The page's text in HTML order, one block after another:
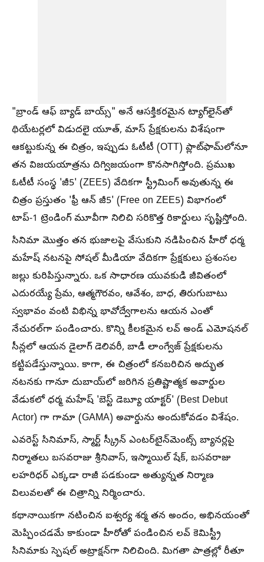
"బ్రాండ్ ఆఫ్ బ్యాడ్ బాయ్స్" అనే ఆసక్తికరమైన ట్యాగ్‌లైన్‌తో
థియేటర్లలో విడుదలై యూత్, మాస్ ప్రేక్షకులను విశేషంగా
ఆకట్టుకున్న ఈ చిత్రం, ఇప్పుడు ఓటీటీ (OTT) ప్లాట్‌ఫామ్‌లోనూ
తన విజయయాత్రను దిగ్విజయంగా కొనసాగిస్తోంది. ప్రముఖ
ఓటీటీ సంస్థ 'జీ5' (ZEE5) వేదికగా స్ట్రీమింగ్ అవుతున్న ఈ
చిత్రం ప్రస్తుతం 'ఫ్రీ ఆన్ జీ5' (Free on ZEE5) విభాగంలో
టాప్-1 ట్రెండింగ్ మూవీగా నిలిచి సరికొత్త రికార్డులు సృష్టిస్తోంది.
సినిమా మొత్తం తన భుజాలపై వేసుకుని నడిపించిన హీరో ధర్మ
మహేష్ నటనపై సోషల్ మీడియా వేదికగా ప్రేక్షకులు ప్రశంసల
జల్లు కురిపిస్తున్నారు. ఒక సాధారణ యువకుడి జీవితంలో
ఎదురయ్యే ప్రేమ, ఆత్మగౌరవం, ఆవేశం, బాధ, తిరుగుబాటు
స్వభావం వంటి విభిన్న భావోద్వేగాలను ఆయన ఎంతో
నేచురల్‌గా పండించారు. కొన్ని కీలకమైన లవ్ అండ్ ఎమోషనల్
సీన్లలో ఆయన డైలాగ్ డెలివరీ, బాడీ లాంగ్వేజ్ ప్రేక్షకులను
కట్టిపడేస్తున్నాయి. కాగా, ఈ చిత్రంలో కనబరిచిన అద్భుత
నటనకు గానూ దుబాయ్‌లో జరిగిన ప్రతిష్టాత్మక అవార్డుల
వేడుకలో ధర్మ మహేష్ 'బెస్ట్ డెబ్యూ యాక్టర్' (Best Debut
Actor) గా గామా (GAMA) అవార్డును అందుకోవడం విశేషం.
ఎవరెస్ట్ సినిమాస్, స్మార్ట్ స్క్రీన్ ఎంటర్‌టైన్‌మెంట్స్ బ్యానర్లపై
నిర్మాతలు బసవరాజు శ్రీనివాస్, ఇస్మాయిల్ షేక్, బసవరాజు
లహరిధర్ ఎక్కడా రాజీ పడకుండా అత్యున్నత నిర్మాణ
విలువలతో ఈ చిత్రాన్ని నిర్మించారు.
కథానాయికగా నటించిన ఐశ్వర్య శర్మ తన అందం, అభినయంతో
మెప్పించడమే కాకుండా హీరోతో పండించిన లవ్ కెమిస్ట్రీ
సినిమాకు స్పెషల్ అట్రాక్షన్‌గా నిలిచింది. మిగతా పాత్రల్లో రీతూ